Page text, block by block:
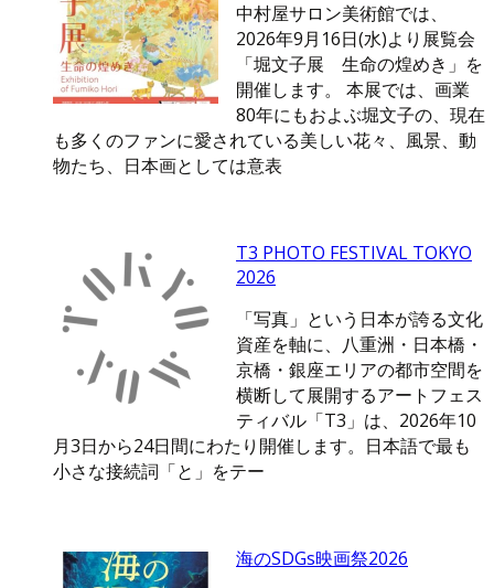
中村屋サロン美術館では、
2026年9月16日(水)より展覧会
「堀文子展 生命の煌めき」を
開催します。 本展では、画業
80年にもおよぶ堀文子の、現在
も多くのファンに愛されている美しい花々、風景、動
物たち、日本画としては意表
T3 PHOTO FESTIVAL TOKYO
2026
「写真」という日本が誇る文化
資産を軸に、八重洲・日本橋・
京橋・銀座エリアの都市空間を
横断して展開するアートフェス
ティバル「T3」は、2026年10
月3日から24日間にわたり開催します。日本語で最も
小さな接続詞「と」をテー
海のSDGs映画祭2026